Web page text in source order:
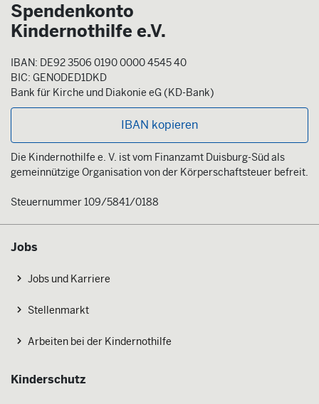
Spendenkonto
Kindernothilfe e.V.
IBAN: DE92 3506 0190 0000 4545 40
BIC: GENODED1DKD
Bank für Kirche und Diakonie eG (KD-Bank)
IBAN kopieren
Die Kindernothilfe e. V. ist vom Finanzamt Duisburg-Süd als
gemeinnützige Organisation von der Körperschaftsteuer befreit.
Steuernummer 109/5841/0188
Jobs
Jobs und Karriere
Stellenmarkt
Arbeiten bei der Kindernothilfe
Kinderschutz